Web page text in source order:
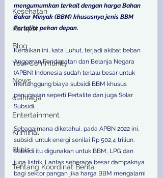
Kesehatan
Korupsi
Blog
Your Community
News
olahraga
Entertainment
Kriminal
Ekbis
Tentang Koordinat Berita
mengumumkan terkait dengan harga Bahan
Bakar Minyak (BBM) khususnya jenis BBM
Pertalite pekan depan.
Kenaikan ini, kata Luhut, terjadi akibat beban
Anggaran Pendapatan dan Belanja Negara
(APBN) Indonesia sudah terlalu besar untuk
menanggung biaya subsidi BBM khusus
penugasan seperti Pertalite dan juga Solar
Subsidi.
Sebagaimana diketahui, pada APBN 2022 ini,
subsidi untuk energi senilai Rp 502,4 triliun.
Subsidi itu digunakan untuk BBM, LPG dan
juga listrik. Lantas seberapa besar dampaknya
bagi sektor pangan jika harga BBM mengalami